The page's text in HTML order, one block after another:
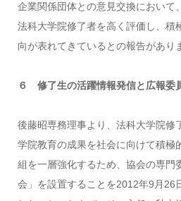
企業関係団体との意見交換において
法科大学院修了者を高く評価し、積
向が表れてきているとの報告があり
６ 修了生の活躍情報発信と広報委
後藤昭専務理事より、法科大学院修
学院教育の成果を社会に向けて積極
組を一層強化するため、協会の専門
会」を設置することを2012年9月26